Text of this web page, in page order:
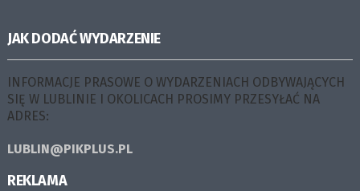
JAK DODAĆ WYDARZENIE
INFORMACJE PRASOWE O WYDARZENIACH ODBYWAJĄCYCH
SIĘ W LUBLINIE I OKOLICACH PROSIMY PRZESYŁAĆ NA
ADRES:
LUBLIN@PIKPLUS.PL
REKLAMA